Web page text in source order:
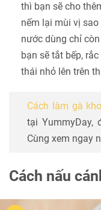
thì bạn sẽ cho
nếm lại mùi vị
nước dùng chỉ
bạn sẽ tắt bếp,
thái nhỏ lên trên
Cách làm gà
tại
Cùng xem ngay
Cách nấu